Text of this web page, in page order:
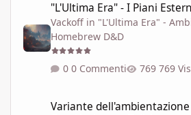
"L'Ultima Era" - I Piani
Vackoff in "L'Ultima Era" -
Homebrew D&D
0 Commenti 769
Variante dell'ambientazione